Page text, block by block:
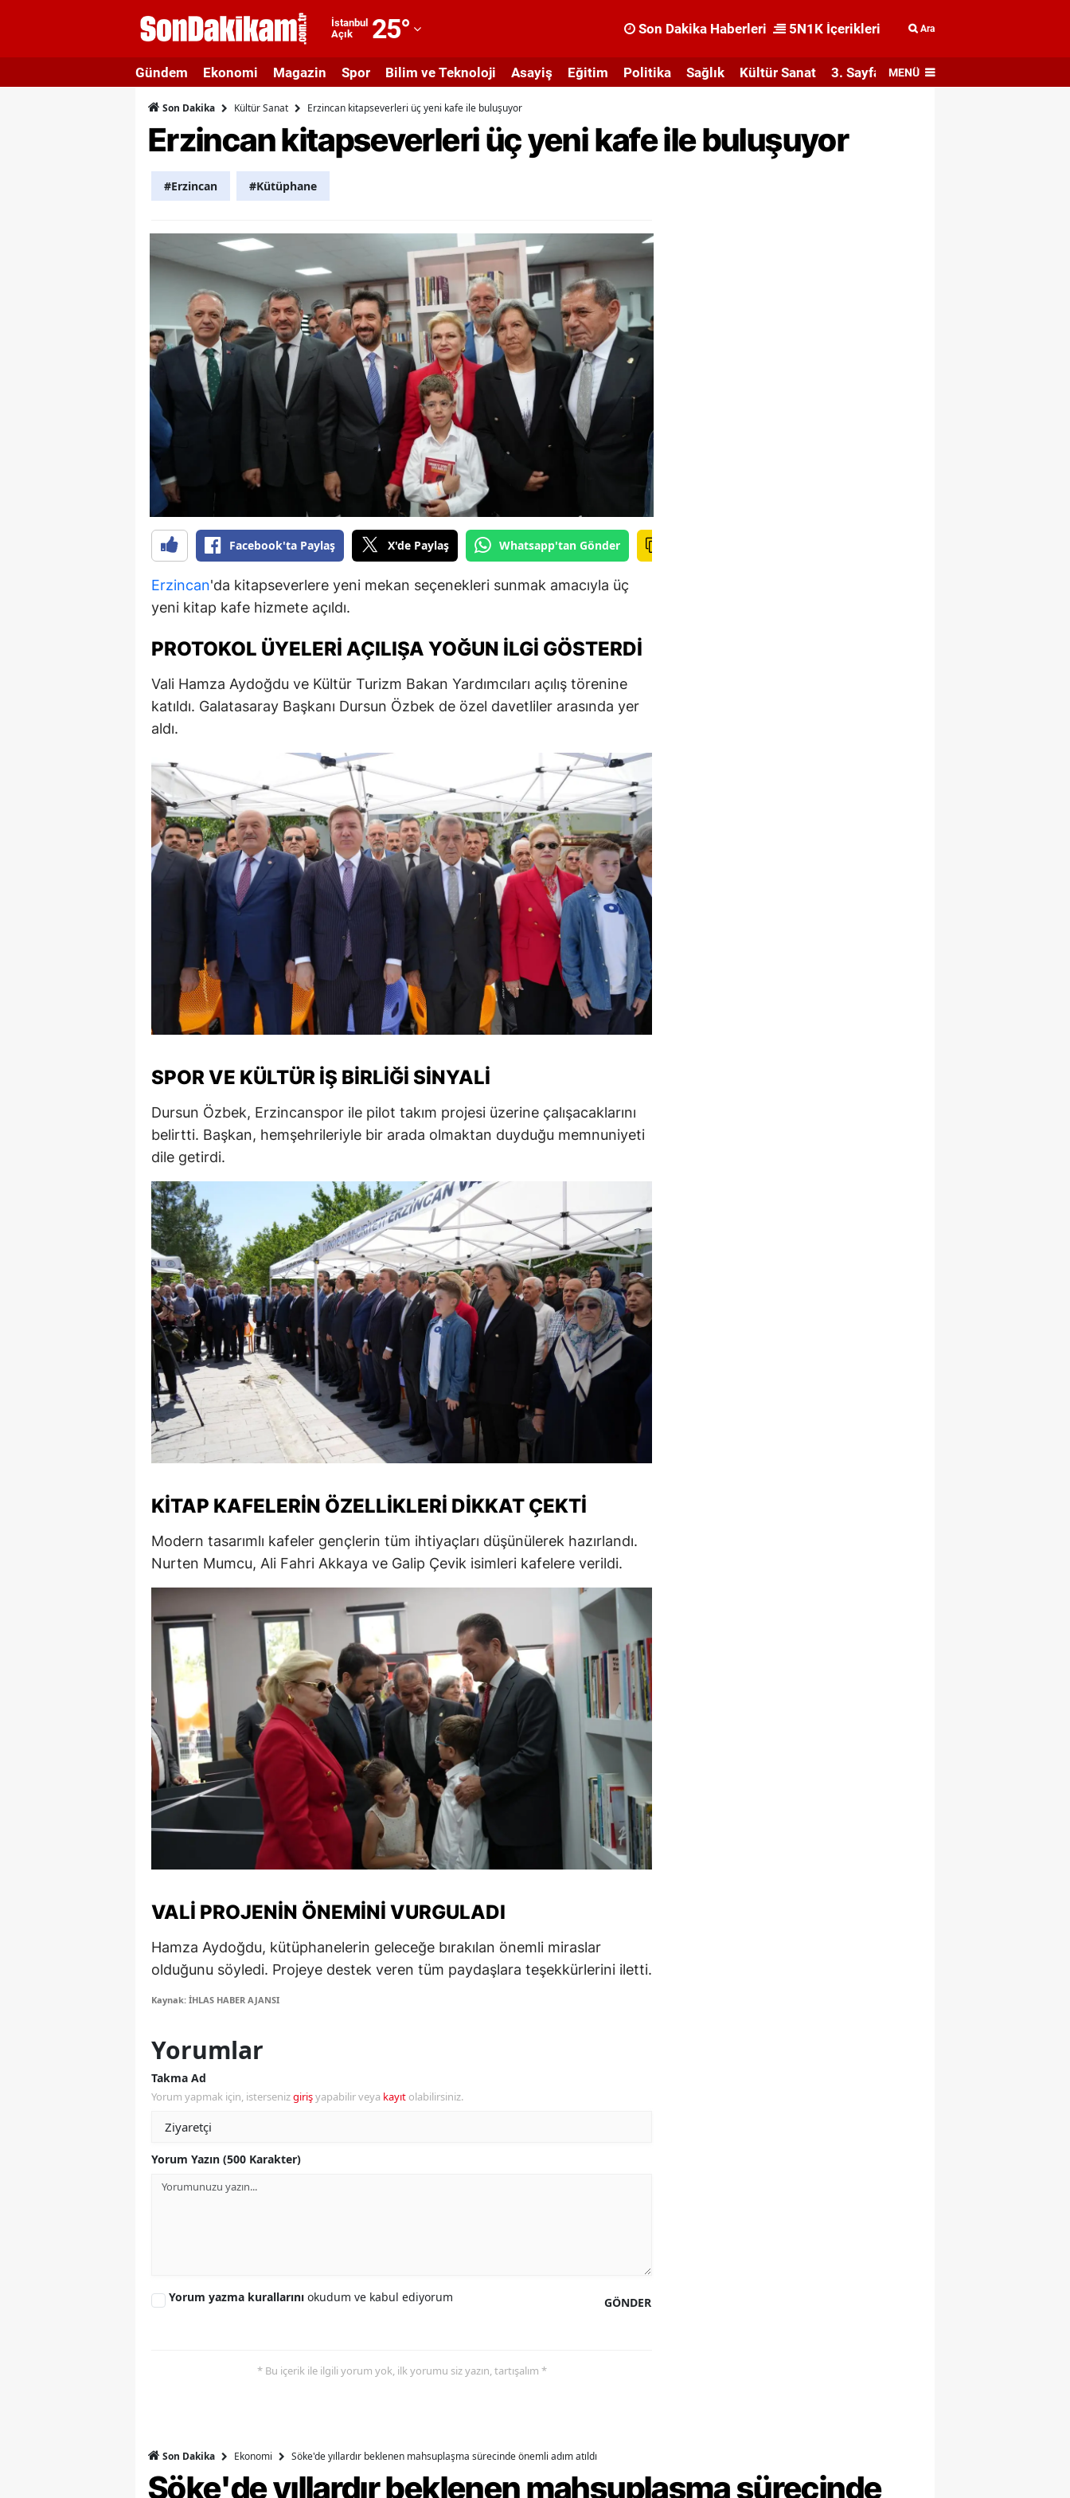
İstanbul
Açık
25°
Adıyaman
Afyonkarahisar
Ağrı
Artvin
Aydın
Balıkesir
Bilecik
Bingöl
Bursa
Diyarbakır
Elazığ
Erzincan
Erzurum
Eskişehir
Gaziantep
Giresun
Gümüşhane
Hakkari
Hatay
İstanbul
Kars
Kastamonu
Kayseri
Kırklareli
Kırşehir
Kocaeli
Konya
Kütahya
Malatya
Kahramanmaraş
Mardin
Muş
Nevşehir
Niğde
Ordu
Rize
Sakarya
Samsun
Siirt
Sivas
Tekirdağ
Tokat
Uşak
Karaman
Batman
Ardahan
Son Dakika Haberleri 5N1K İçerikleri Ara
Gündem Ekonomi Magazin Spor Bilim ve Teknoloji Asayiş Eğitim Politika Sağlık Kültür Sanat 3. Sayfa MENÜ
Son Dakika Kültür Sanat Erzincan kitapseverleri üç yeni kafe ile buluşuyor
Erzincan kitapseverleri üç yeni kafe ile buluşuyor
#Erzincan #Kütüphane
Facebook'ta Paylaş X'de Paylaş Whatsapp'tan Gönder
Erzincan'da kitapseverlere yeni mekan seçenekleri sunmak amacıyla üç
yeni kitap kafe hizmete açıldı.
PROTOKOL ÜYELERI AÇILIŞA YOĞUN İLGI GÖSTERDI
Vali Hamza Aydoğdu ve Kültür Turizm Bakan Yardımcıları açılış törenine
katıldı. Galatasaray Başkanı Dursun Özbek de özel davetliler arasında yer
aldı.
SPOR VE KÜLTÜR İŞ BIRLIĞI SINYALI
Dursun Özbek, Erzincanspor ile pilot takım projesi üzerine çalışacaklarını
belirtti. Başkan, hemşehrileriyle bir arada olmaktan duyduğu memnuniyeti
dile getirdi.
KITAP KAFELERIN ÖZELLIKLERI DIKKAT ÇEKTI
Modern tasarımlı kafeler gençlerin tüm ihtiyaçları düşünülerek hazırlandı.
Nurten Mumcu, Ali Fahri Akkaya ve Galip Çevik isimleri kafelere verildi.
VALI PROJENIN ÖNEMINI VURGULADI
Hamza Aydoğdu, kütüphanelerin geleceğe bırakılan önemli miraslar
olduğunu söyledi. Projeye destek veren tüm paydaşlara teşekkürlerini iletti.
Kaynak: İHLAS HABER AJANSI
Yorumlar
Takma Ad
Yorum yapmak için, istersenizgirişyapabilir veya kayıt olabilirsiniz.
Yorum Yazın (500 Karakter)
GÖNDER
Yorum yazma kurallarını okudum ve kabul ediyorum
* Bu içerik ile ilgili yorum yok, ilk yorumu siz yazın, tartışalım *
Son Dakika Ekonomi Söke'de yıllardır beklenen mahsuplaşma sürecinde önemli adım atıldı
Söke'de yıllardır beklenen mahsuplaşma sürecinde